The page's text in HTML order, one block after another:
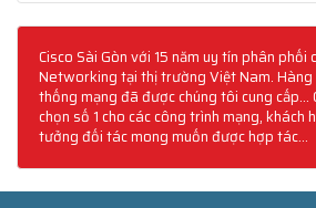
Cisco Sài Gòn với 15 năm uy tín phân phối
Networking tại thị trường Việt Nam. Hàng
thống mạng đã được chúng tôi cung cấp...
chọn số 1 cho các công trình mạng, khách
tưởng đối tác mong muốn được hợp tác...